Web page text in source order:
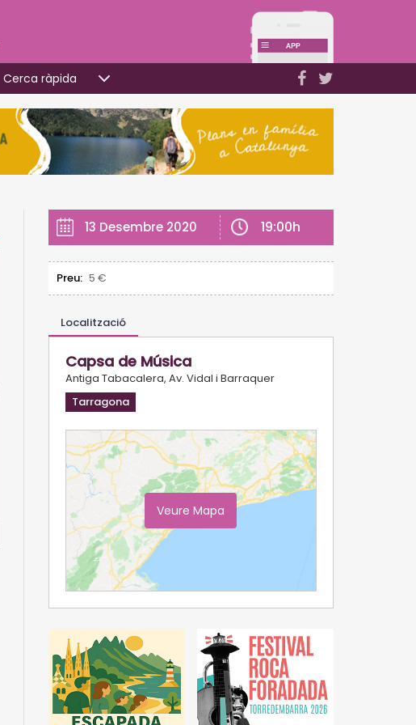
Cerca ràpida
13 Desembre 2020 19:00h
Preu: 5 €
Localització
Capsa de Música
Antiga Tabacalera, Av. Vidal i Barraquer
Tarragona
Veure Mapa